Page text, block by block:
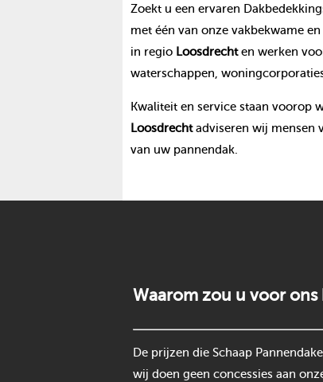
Zoekt u een ervaren
met één van onze vakbekwame
in regio Loosdrechten werken
waterschappen,
Kwaliteit en service staan voorop
Loosdrechtadviseren wij mensen
van uw pannendak.
Waarom zou u voor ons
De prijzen die Schaap
wij doen geen concessies aan